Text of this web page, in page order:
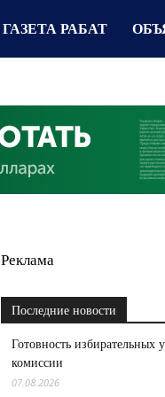
ГАЗЕТА РАБАТ
Реклама
Последние новости
Готовность избирательных
комиссии
07.08.2026